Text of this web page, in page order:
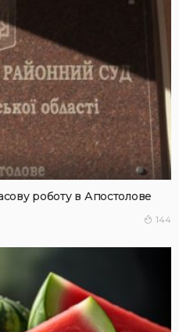
роботу в Апостолове
144